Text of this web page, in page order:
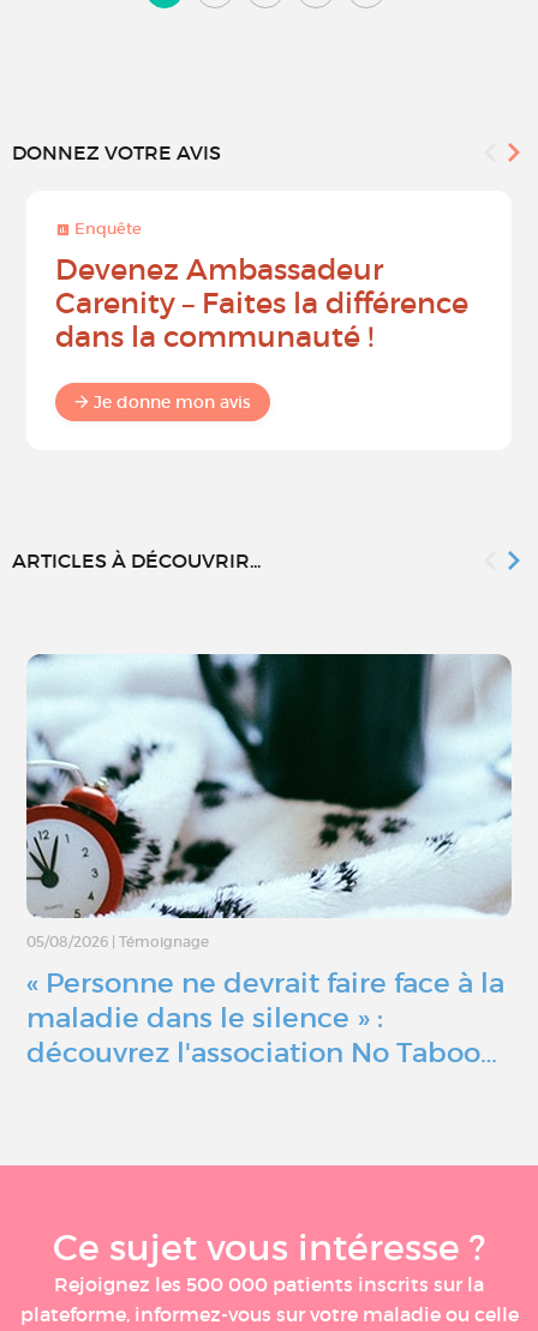
DONNEZ VOTRE AVIS
Enquête
Devenez Ambassadeur
Carenity – Faites la différence
dans la communauté !
Je donne mon avis
ARTICLES À DÉCOUVRIR...
05/08/2026 Témoignage
« Personne ne devrait faire face à la
maladie dans le silence » :
découvrez l'association No Taboo…
Ce sujet vous intéresse ?
Rejoignez les 500 000 patients inscrits sur la
plateforme, informez-vous sur votre maladie ou celle